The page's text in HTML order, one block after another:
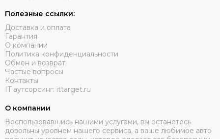
Полезные ссылки:
Доставка и оплата
Гарантия
О компании
Политика конфиденциальности
Обмен и возврат
Частые вопросы
Контакты
IT аутсорсинг: ittarget.ru
О компании
Воспользовавшись нашими услугами, вы останетесь
довольны уровнем нашего сервиса, а ваше любимое авто